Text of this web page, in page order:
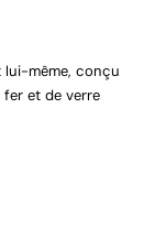
lui-même, conçu
et de verre